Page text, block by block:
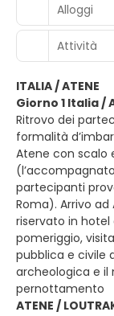
Alloggi
Attività
ITALIA / ATENE
Giorno 1 Italia /
Ritrovo dei
formalità
Atene con scalo
partecipanti
Roma). Arrivo
riservato in hotel
pomeriggio,
pubblica e civile
archeologica e il
pernottamento
ATENE /